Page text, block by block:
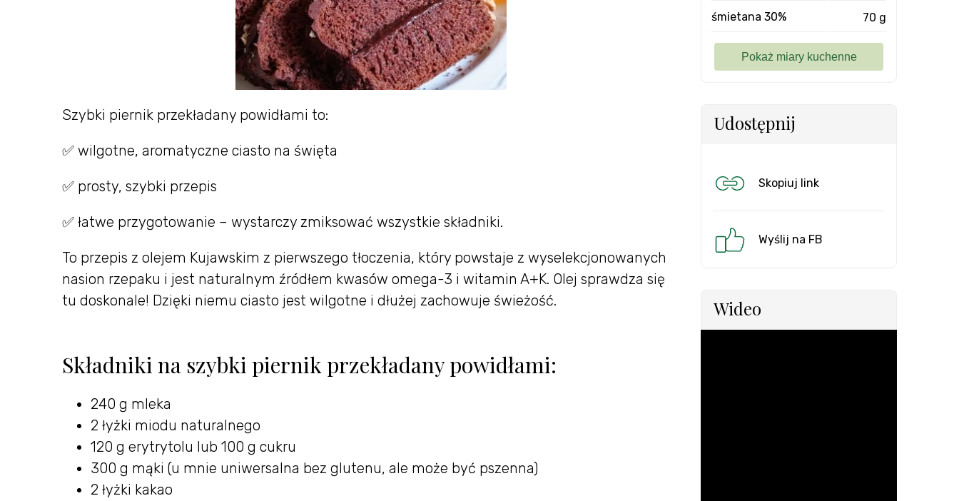
Szybki piernik przekładany powidłami to:
✅ wilgotne, aromatyczne ciasto na święta
✅ prosty, szybki przepis
✅ łatwe przygotowanie – wystarczy zmiksować wszystkie składniki.
To przepis z olejem Kujawskim z pierwszego tłoczenia, który powstaje z wyselekcjonowanych
nasion rzepaku i jest naturalnym źródłem kwasów omega-3 i witamin A+K. Olej sprawdza się
tu doskonale! Dzięki niemu ciasto jest wilgotne i dłużej zachowuje świeżość.
Składniki na szybki piernik przekładany powidłami:
240 g mleka
2 łyżki miodu naturalnego
120 g erytrytolu lub 100 g cukru
300 g mąki (u mnie uniwersalna bez glutenu, ale może być pszenna)
2 łyżki kakao
śmietana 30% 70 g
Udostępnij
Skopiuj link
Wyślij na FB
Wideo